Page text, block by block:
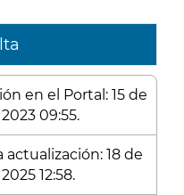
en el Portal: 15 de
09:55.
18 de
12:58.